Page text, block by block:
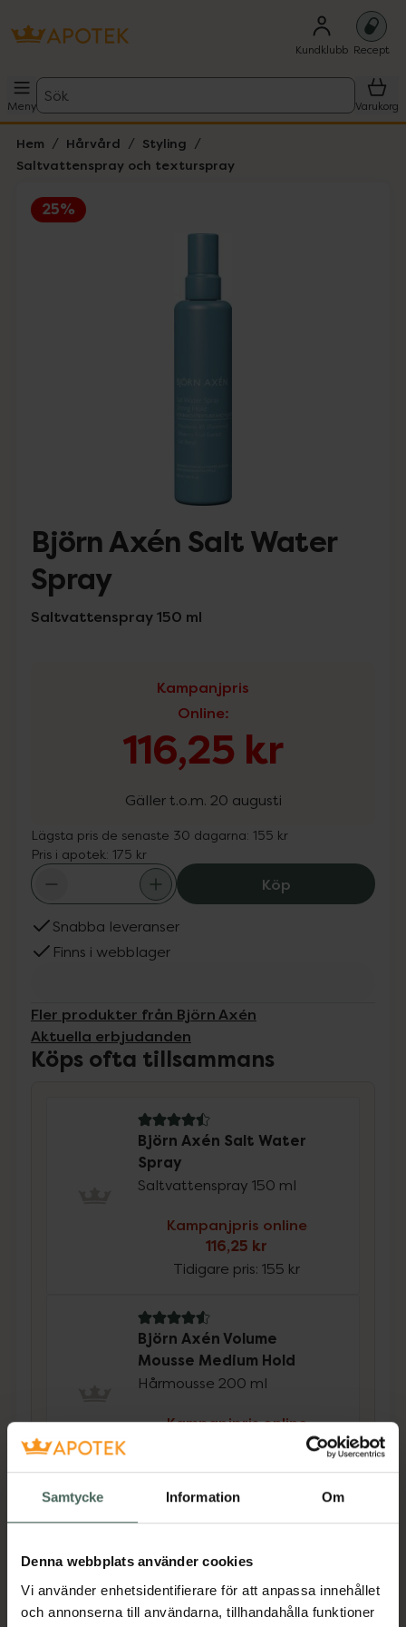
Samtycke Information Om
Denna webbplats använder cookies
Vi använder enhetsidentifierare för att anpassa innehållet
och annonserna till användarna, tillhandahålla funktioner
Kundklubb Recept
Meny
Sök
Varukorg
Hem Hårvård
Styling
Saltvattenspray och texturspray
25%
Björn Axén Salt Water
Spray
Saltvattenspray 150 ml
Kampanjpris
Online:
116,25 kr
Gäller t.o.m. 20 augusti
Lägsta pris de senaste 30 dagarna: 155 kr
Pris i apotek: 175 kr
KöpBjörn Axén Salt
Snabba leveranser
Finns i webblager
Fler produkter från Björn Axén
Aktuella erbjudanden
Köps ofta tillsammans
4.5 av 5 i omdöme
Björn Axén Salt Water
Spray
Saltvattenspray 150 ml
Kampanjpris online
116,25 kr
Tidigare pris:155 kr
4.6 av 5 i omdöme
Björn Axén Volume
Mousse Medium Hold
Hårmousse 200 ml
Kampanjpris online
Köp båda för:243 kr
Beskrivning Dölj